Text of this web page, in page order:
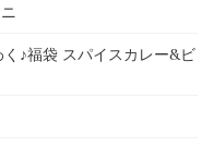
く♪福袋 スパイスカレー&ビ